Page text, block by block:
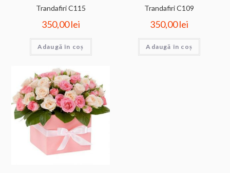
Trandafiri C115
350,00lei
Adaugă în coș
Trandafiri C109
350,00lei
Adaugă în coș